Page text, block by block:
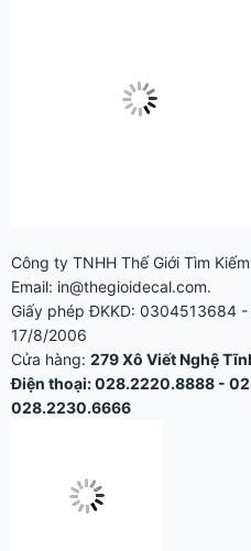
Công ty TNHH Thế Giới Tìm
Email: in@thegioidecal.com.
Giấy phép ĐKKD: 0304513684
17/8/2006
Cửa hàng: 279 Xô Viết Nghệ
Điện thoại: 028.2220.8888 -
028.2230.6666